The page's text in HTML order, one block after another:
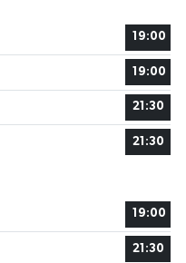
19:00
19:00
21:30
21:30
19:00
21:30